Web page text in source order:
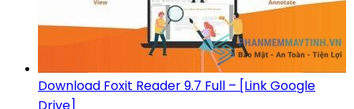
Download Foxit Reader 9.7 Full – [Link Google
Drive]